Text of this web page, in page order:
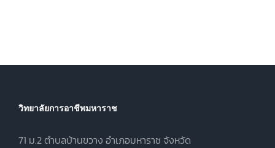
ฤดูร้อน ประจำปี
วิทยาลัยการอาชีพมหาราช
71 ม.2 ตำบลบ้านขวาง อำเภอมหาราช จังหวัด